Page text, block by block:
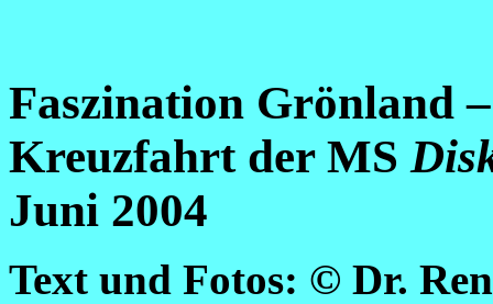
Faszination Grönland
Kreuzfahrt der MS
Juni 2004
Text und Fotos: © Dr.